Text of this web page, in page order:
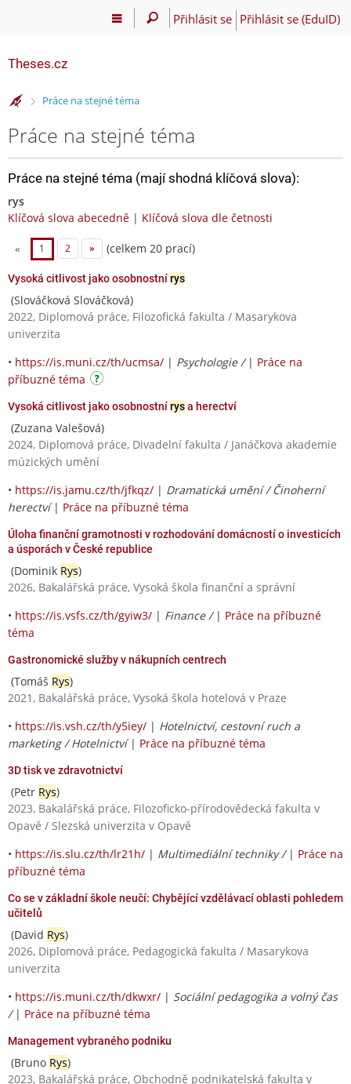
Přihlásit se Přihlásit se (EduID)
Theses.cz
>Práce na stejné téma
Práce na stejné téma
Práce na stejné téma (mají shodná klíčová slova):
rys
Klíčová slova abecedně | Klíčová slova dle četnosti
« 1 2 » (celkem 20 prací)
Vysoká citlivost jako osobnostnírys
(Slováčková Slováčková)
2022, Diplomová práce, Filozofická fakulta / Masarykova
univerzita
• https://is.muni.cz/th/ucmsa/ | Psychologie / | Práce na
příbuzné téma
Vysoká citlivost jako osobnostnírysa herectví
(Zuzana Valešová)
2024, Diplomová práce, Divadelní fakulta / Janáčkova akademie
múzických umění
• https://is.jamu.cz/th/jfkqz/ | Dramatická umění / Činoherní
herectví| Práce na příbuzné téma
Úloha finanční gramotnosti v rozhodování domácností o investicích
a úsporách v České republice
(Dominik Rys)
2026, Bakalářská práce, Vysoká škola finanční a správní
• https://is.vsfs.cz/th/gyiw3/ | Finance / | Práce na příbuzné
téma
Gastronomické služby v nákupních centrech
(Tomáš Rys)
2021, Bakalářská práce, Vysoká škola hotelová v Praze
• https://is.vsh.cz/th/y5iey/ | Hotelnictví, cestovní ruch a
marketing / Hotelnictví| Práce na příbuzné téma
3D tisk ve zdravotnictví
(Petr Rys)
2023, Bakalářská práce, Filozoficko-přírodovědecká fakulta v
Opavě / Slezská univerzita v Opavě
• https://is.slu.cz/th/lr21h/ | Multimediální techniky / | Práce na
příbuzné téma
Co se v základní škole neučí: Chybějící vzdělávací oblasti pohledem
učitelů
(David Rys)
2026, Diplomová práce, Pedagogická fakulta / Masarykova
univerzita
• https://is.muni.cz/th/dkwxr/ | Sociální pedagogika a volný čas
/ | Práce na příbuzné téma
Management vybraného podniku
(Bruno Rys)
2023, Bakalářská práce, Obchodně podnikatelská fakulta v